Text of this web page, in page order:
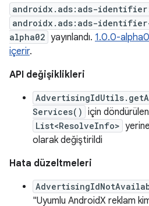
androidx.ads:ads-
androidx.ads:ads-identifier-
alpha02 yayınlandı. 1.0.0-
içerir.
API değişiklikleri
Services() için
List<ResolveInfo> yerine
olarak değiştirildi
Hata düzeltmeleri
"Uyumlu AndroidX reklam